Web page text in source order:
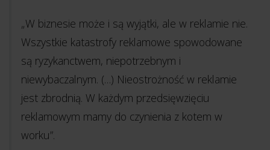
„W biznesie może i są wyjątki, ale w reklamie nie.
Wszystkie katastrofy reklamowe spowodowane
są ryzykanctwem, niepotrzebnym i
niewybaczalnym. (…) Nieostrożność w reklamie
jest zbrodnią. W każdym przedsięwzięciu
reklamowym mamy do czynienia z kotem w
worku”.